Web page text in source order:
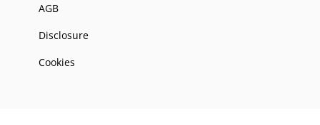
AGB
Disclosure
Cookies